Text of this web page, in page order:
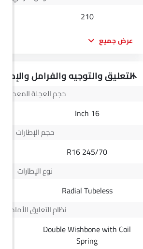
210
عرض جميع
التعليق والتوجيه والفرامل والإطارات
حجم العجلة المعدنية
16 Inch
حجم الإطارات
245/70 R16
نوع الإطارات
Radial Tubeless
نظام التعليق الأمامي
Double Wishbone with Coil
Spring